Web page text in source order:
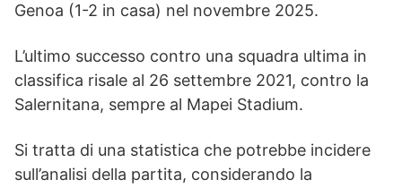
Genoa (1-2 in casa) nel novembre 2025.
L’ultimo successo contro una squadra ultima in
classifica risale al 26 settembre 2021, contro la
Salernitana, sempre al Mapei Stadium.
Si tratta di una statistica che potrebbe incidere
sull’analisi della partita, considerando la